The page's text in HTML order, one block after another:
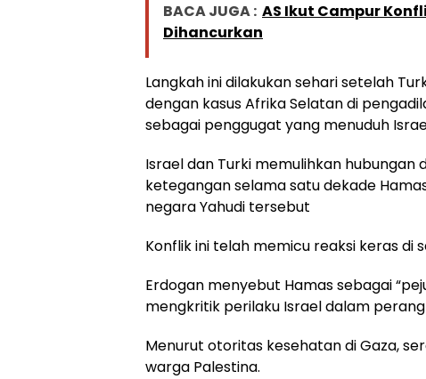
BACA JUGA : AS Ikut Campur
Dihancurkan
Langkah ini dilakukan sehari setelah
dengan kasus Afrika Selatan di
sebagai penggugat yang menuduh
Israel dan Turki memulihkan
ketegangan selama satu dekade
negara Yahudi tersebut
Konflik ini telah memicu reaksi keras di
Erdogan menyebut Hamas sebagai
mengkritik perilaku Israel dalam
Menurut otoritas kesehatan di Gaza,
warga Palestina.